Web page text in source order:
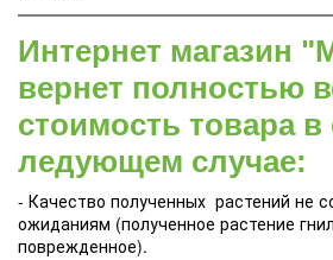
Интернет магазин
вернет полностью
стоимость товара в
ледующем случае:
- Качество полученных растений не
ожиданиям (полученное растение
поврежденное).